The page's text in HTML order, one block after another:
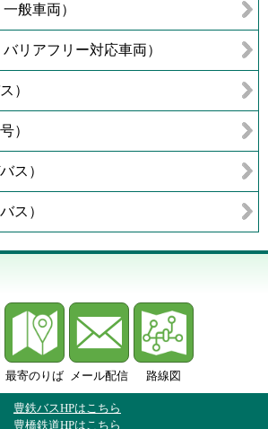
般車両）
リアフリー対応車両）
）
）
ス）
ス）
最寄のりば メール配信 路線図
豊鉄バスHPはこちら
豊橋鉄道HPはこちら